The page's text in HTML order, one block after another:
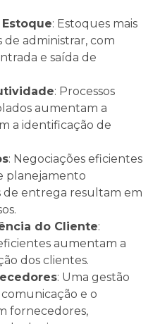
: Estoques mais
de administrar, com
e saída de
: Processos
aumentam a
a identificação de
: Negociações eficientes
planejamento
de entrega resultam em
do Cliente:
aumentam a
dos clientes.
: Uma gestão
e o
fornecedores,